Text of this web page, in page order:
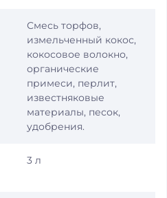
Смесь торфов,
измельченный кокос,
кокосовое волокно,
органические
примеси, перлит,
известняковые
материалы, песок,
удобрения.
3 л